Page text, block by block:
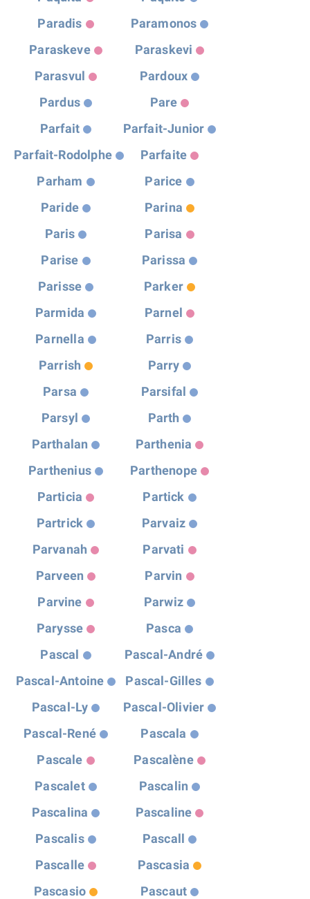
Paradis
Paramonos
Paraskeve
Paraskevi
Parasvul
Pardoux
Pardus
Pare
Parfait
Parfait-Junior
Parfait-Rodolphe
Parfaite
Parham
Parice
Paride
Parina
Paris
Parisa
Parise
Parissa
Parisse
Parker
Parmida
Parnel
Parnella
Parris
Parrish
Parry
Parsa
Parsifal
Parsyl
Parth
Parthalan
Parthenia
Parthenius
Parthenope
Particia
Partick
Partrick
Parvaiz
Parvanah
Parvati
Parveen
Parvin
Parvine
Parwiz
Parysse
Pasca
Pascal
Pascal-André
Pascal-Antoine
Pascal-Gilles
Pascal-Ly
Pascal-Olivier
Pascal-René
Pascala
Pascale
Pascalène
Pascalet
Pascalin
Pascalina
Pascaline
Pascalis
Pascall
Pascalle
Pascasia
Pascasio
Pascaut